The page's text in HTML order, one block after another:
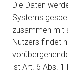
Die Daten
Systems
zusammen mit
Nutzers findet
ist Art. 6 Abs. 1